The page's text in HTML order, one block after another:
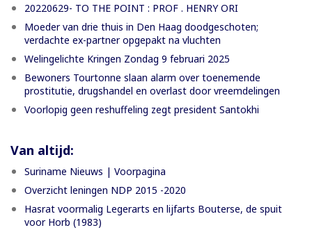
20220629- TO THE POINT : PROF . HENRY ORI
Moeder van drie thuis in Den Haag doodgeschoten;
verdachte ex-partner opgepakt na vluchten
Welingelichte Kringen Zondag 9 februari 2025
Bewoners Tourtonne slaan alarm over toenemende
prostitutie, drugshandel en overlast door vreemdelingen
Voorlopig geen reshuffeling zegt president Santokhi
Van altijd:
Suriname Nieuws | Voorpagina
Overzicht leningen NDP 2015 -2020
Hasrat voormalig Legerarts en lijfarts Bouterse, de spuit
voor Horb (1983)